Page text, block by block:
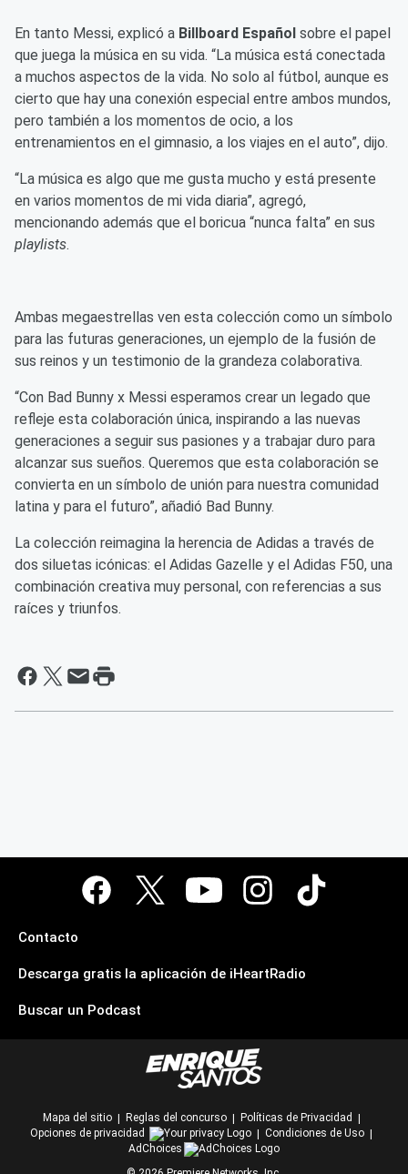
En tanto Messi, explicó a Billboard Español sobre el papel
que juega la música en su vida. “La música está conectada
a muchos aspectos de la vida. No solo al fútbol, aunque es
cierto que hay una conexión especial entre ambos mundos,
pero también a los momentos de ocio, a los
entrenamientos en el gimnasio, a los viajes en el auto”, dijo.
“La música es algo que me gusta mucho y está presente
en varios momentos de mi vida diaria”, agregó,
mencionando además que el boricua “nunca falta” en sus
playlists.
Ambas megaestrellas ven esta colección como un símbolo
para las futuras generaciones, un ejemplo de la fusión de
sus reinos y un testimonio de la grandeza colaborativa.
“Con Bad Bunny x Messi esperamos crear un legado que
refleje esta colaboración única, inspirando a las nuevas
generaciones a seguir sus pasiones y a trabajar duro para
alcanzar sus sueños. Queremos que esta colaboración se
convierta en un símbolo de unión para nuestra comunidad
latina y para el futuro”, añadió Bad Bunny.
La colección reimagina la herencia de Adidas a través de
dos siluetas icónicas: el Adidas Gazelle y el Adidas F50, una
combinación creativa muy personal, con referencias a sus
raíces y triunfos.
Contacto
Descarga gratis la aplicación de iHeartRadio
Buscar un Podcast
Mapa del sitio Reglas del concurso
Políticas de Privacidad
Opciones de privacidad
Condiciones de Uso
AdChoices